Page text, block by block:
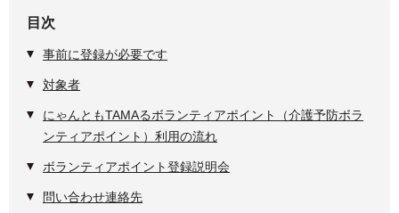
目次
事前に登録が必要です
対象者
にゃんともTAMAるボランティアポイント（介護予防ボラ
ンティアポイント）利用の流れ
ボランティアポイント登録説明会
問い合わせ連絡先